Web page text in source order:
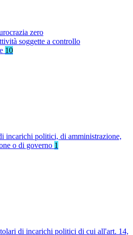
zero
soggette a controllo
10
incarichi politici, di amministrazione,
o di governo 1
di incarichi politici di cui all'art. 14,